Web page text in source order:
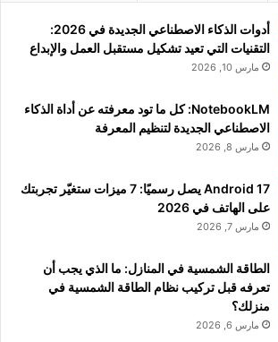
أدوات الذكاء الاصطناعي الجديدة في 2026:
التقنيات التي تعيد تشكيل مستقبل العمل والإبداع
مارس 10, 2026
NotebookLM: كل ما تود معرفته عن أداة الذكاء
الاصطناعي الجديدة لتنظيم المعرفة
مارس 8, 2026
Android 17 يصل رسميًا: 7 ميزات ستغيّر تجربتك
على الهاتف في 2026
مارس 7, 2026
الطاقة الشمسية في المنازل: ما الذي يجب أن
تعرفه قبل تركيب نظام الطاقة الشمسية في
منزلك؟
مارس 6, 2026